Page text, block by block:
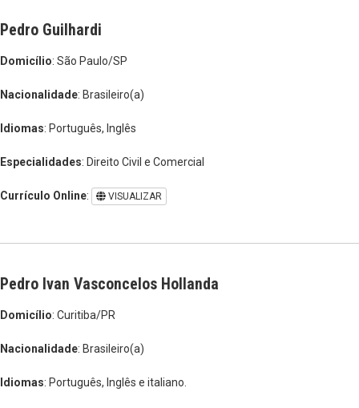
Pedro Guilhardi
Domicílio: São Paulo/SP
Nacionalidade: Brasileiro(a)
Idiomas: Português, Inglês
Especialidades: Direito Civil e Comercial
Currículo Online: VISUALIZAR
Pedro Ivan Vasconcelos Hollanda
Domicílio: Curitiba/PR
Nacionalidade: Brasileiro(a)
Idiomas: Português, Inglês e italiano.